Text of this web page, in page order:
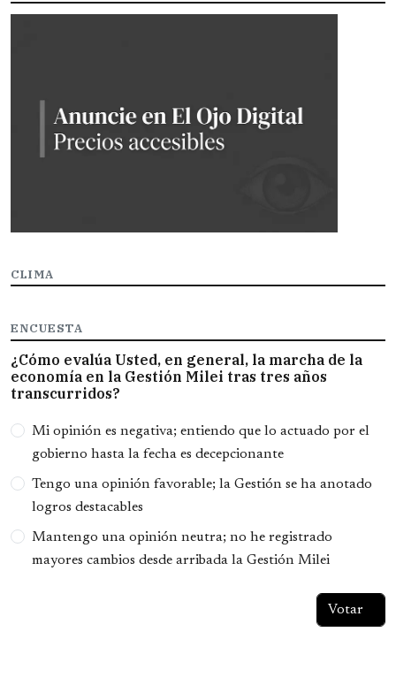
CLIMA
ENCUESTA
¿Cómo evalúa Usted, en general, la marcha de la
economía en la Gestión Milei tras tres años
transcurridos?
Opciones
Mi opinión es negativa; entiendo que lo actuado por el
gobierno hasta la fecha es decepcionante
Tengo una opinión favorable; la Gestión se ha anotado
logros destacables
Mantengo una opinión neutra; no he registrado
mayores cambios desde arribada la Gestión Milei